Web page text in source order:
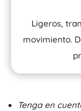
Ligeros,
movimiento.
Tenga en